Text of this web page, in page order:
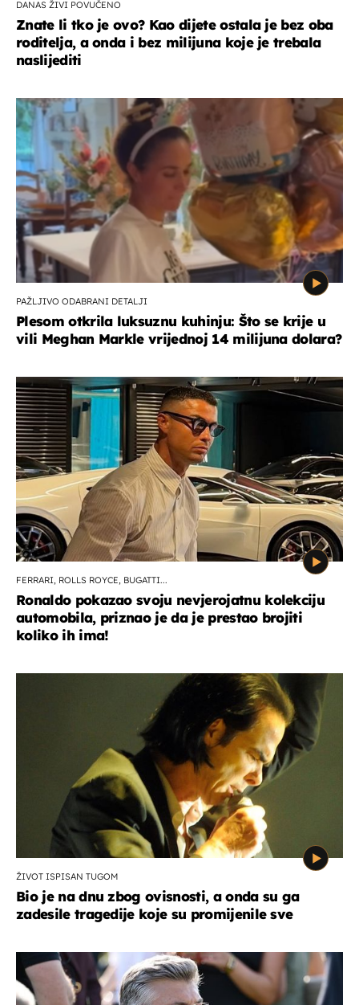
DANAS ŽIVI POVUČENO
Znate li tko je ovo? Kao dijete ostala je bez oba
roditelja, a onda i bez milijuna koje je trebala
naslijediti
PAŽLJIVO ODABRANI DETALJI
Plesom otkrila luksuznu kuhinju: Što se krije u
vili Meghan Markle vrijednoj 14 milijuna dolara?
FERRARI, ROLLS ROYCE, BUGATTI...
Ronaldo pokazao svoju nevjerojatnu kolekciju
automobila, priznao je da je prestao brojiti
koliko ih ima!
ŽIVOT ISPISAN TUGOM
Bio je na dnu zbog ovisnosti, a onda su ga
zadesile tragedije koje su promijenile sve